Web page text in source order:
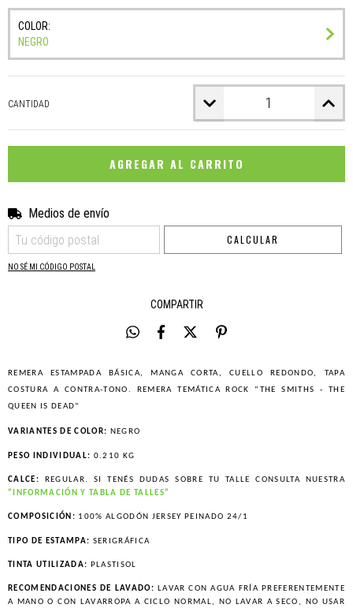
COLOR:
NEGRO
CANTIDAD
Entregas para el CP:
Medios de envío
CALCULAR
NO SÉ MI CÓDIGO POSTAL
COMPARTIR
REMERA ESTAMPADA BÁSICA, MANGA CORTA, CUELLO REDONDO, TAPA
COSTURA A CONTRA-TONO. REMERA TEMÁTICA ROCK “THE SMITHS - THE
QUEEN IS DEAD”
VARIANTES DE COLOR: NEGRO
PESO INDIVIDUAL: 0.210 KG
CALCE: REGULAR. SI TENÉS DUDAS SOBRE TU TALLE CONSULTA NUESTRA
“INFORMACIÓN Y TABLA DE TALLES”
COMPOSICIÓN: 100% ALGODÓN JERSEY PEINADO 24/1
TIPO DE ESTAMPA: SERIGRÁFICA
TINTA UTILIZADA: PLASTISOL
RECOMENDACIONES DE LAVADO: LAVAR CON AGUA FRÍA PREFERENTEMENTE
A MANO O CON LAVARROPA A CICLO NORMAL, NO LAVAR A SECO, NO USAR